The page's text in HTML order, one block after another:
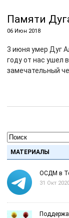
Памяти
06 Июн 2018
3 июня умер Дуг
году от нас ушел
замечательный
МАТЕРИАЛЫ
ОСДМ в
31 Окт